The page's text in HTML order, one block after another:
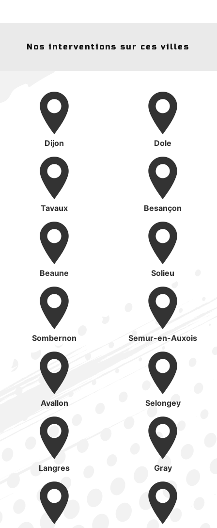
Nos interventions sur ces villes
Dijon Dole
Tavaux Besançon
Beaune Solieu
Sombernon Semur-en-Auxois
Avallon Selongey
Langres Gray